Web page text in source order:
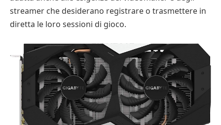
streamer che desiderano registrare o trasmettere in
diretta le loro sessioni di gioco.